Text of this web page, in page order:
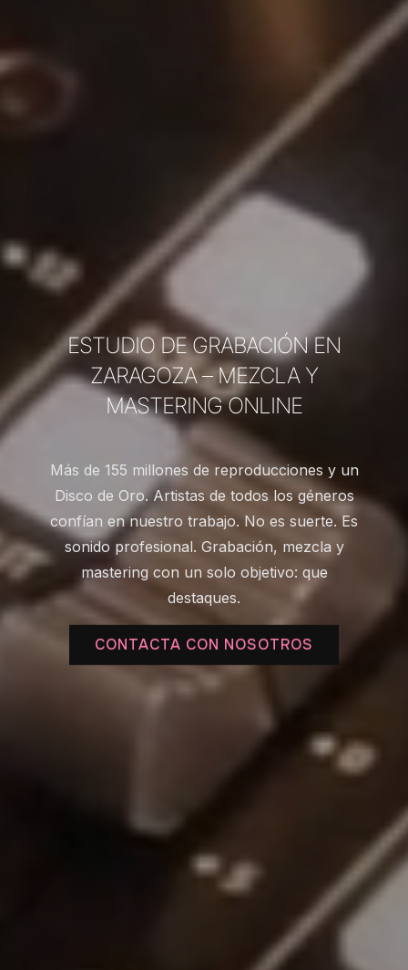
ESTUDIO DE GRABACIÓN EN
ZARAGOZA – MEZCLA Y
MASTERING ONLINE
Más de 155 millones de reproducciones y un
Disco de Oro. Artistas de todos los géneros
confían en nuestro trabajo. No es suerte. Es
sonido profesional. Grabación, mezcla y
mastering con un solo objetivo: que
destaques.
CONTACTA CON NOSOTROS